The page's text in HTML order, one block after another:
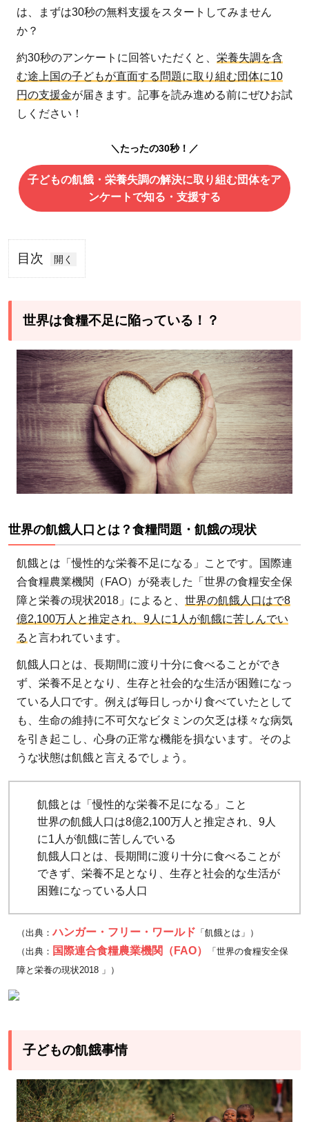
は、まずは30秒の無料支援をスタートしてみません
か？
約30秒のアンケートに回答いただくと、 栄養失調を含
む途上国の子どもが直面する問題に取り組む団体に10
円の支援金が届きます。記事を読み進める前にぜひお試
しください！
＼たったの30秒！／
子どもの飢餓・栄養失調の解決に取り組む団体をア
ンケートで知る・支援する
目次
1 世
糧不足
てい
る！？
1.1
世界
の飢
餓人
口と
は？
問
題・
飢餓
の現
状
2
子
ど
の
飢
餓
事
情
食糧
不足
で命
の危
機に
る子
ども
たち
とい
状か
ら子
世界は食糧不足に陥っている！？
世界の飢餓人口とは？食糧問題・飢餓の現状
飢餓とは「慢性的な栄養不足になる」ことです。国際連
合食糧農業機関（FAO）が発表した「世界の食糧安全保
障と栄養の現状2018」によると、 世界の飢餓人口はで8
億2,100万人と推定され、9人に1人が飢餓に苦しんでい
る と言われています。
飢餓人口とは、長期間に渡り十分に食べることができ
ず、栄養不足となり、生存と社会的な生活が困難になっ
ている人口です。例えば毎日しっかり食べていたとして
も、生命の維持に不可欠なビタミンの欠乏は様々な病気
を引き起こし、心身の正常な機能を損ないます。そのよ
うな状態は飢餓と言えるでしょう。
飢餓とは「慢性的な栄養不足になる」こと
世界の飢餓人口は8億2,100万人と推定され、9人
に1人が飢餓に苦しんでいる
飢餓人口とは、長期間に渡り十分に食べることが
できず、栄養不足となり、生存と社会的な生活が
困難になっている人口
（出典：ハンガー・フリー・ワールド 「飢餓とは」）
（出典： 国際連合食糧農業機関（FAO）
「世界の食糧安全保
障と栄養の現状2018 」）
子どもの飢餓事情